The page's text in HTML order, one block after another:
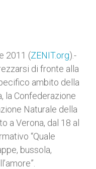
2011 (ZENIT.org).-
di fronte alla
ambito della
la Confederazione
Naturale della
a Verona, dal 18 al
“Quale
bussola,